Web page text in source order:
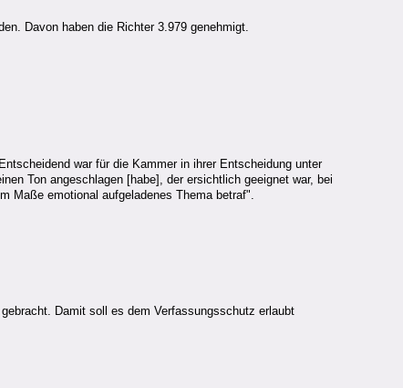
Davon haben die Richter 3.979 genehmigt.
war für die Kammer in ihrer Entscheidung unter
Ton angeschlagen [habe], der ersichtlich geeignet war, bei
Maße emotional aufgeladenes Thema betraf".
Damit soll es dem Verfassungsschutz erlaubt